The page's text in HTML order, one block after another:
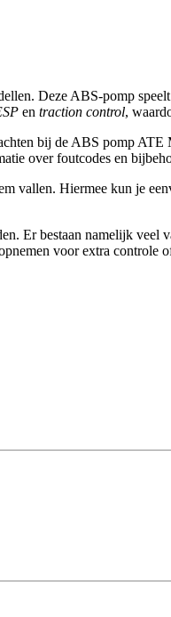
Deze ABS-pomp
en traction control,
bij de ABS pomp ATE
over foutcodes en
vallen. Hiermee kun je
Er bestaan namelijk veel
voor extra controle